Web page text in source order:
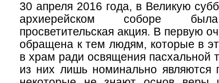
30 апреля 2016 года, в Великую
архиерейском соборе
просветительская акция. В первую
обращена к тем людям, которые в
в храм ради освящения пасхальной
из них лишь номинально являются